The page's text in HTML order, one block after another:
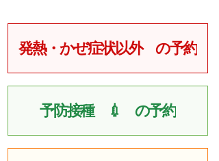
発熱・かぜ症状以外 の予約
予防接種 💉 の予約